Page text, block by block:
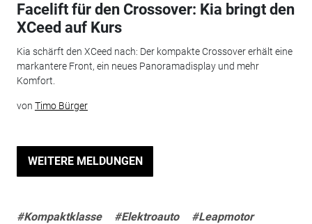
Facelift für den Crossover: Kia bringt den
XCeed auf Kurs
Kia schärft den XCeed nach: Der kompakte Crossover erhält eine
markantere Front, ein neues Panoramadisplay und mehr
Komfort.
von Timo Bürger
WEITERE MELDUNGEN
#Kompaktklasse #Elektroauto
#Leapmotor